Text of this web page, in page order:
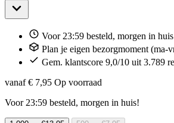
Voor 23:59 besteld, morgen in
Plan je eigen bezorgmoment (ma-
Gem. klantscore 9,0/10 uit 3.789
vanaf € 7,95 Op voorraad
Voor 23:59 besteld, morgen in huis!